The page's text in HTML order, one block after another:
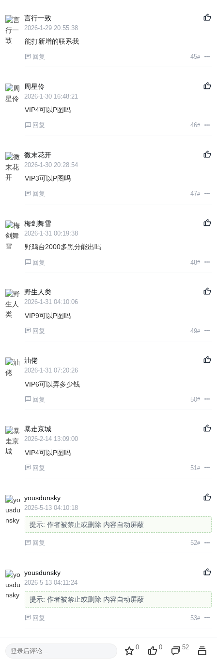
言行一致
2026-1-29 20:55:38
能打新增的联系我
回复 45#
周星伶
2026-1-30 16:48:21
VIP4可以P图吗
回复 46#
微末花开
2026-1-30 20:28:54
VIP3可以P图吗
回复 47#
梅剑舞雪
2026-1-31 00:19:38
野鸡台2000多黑分能出吗
回复 48#
野生人类
2026-1-31 04:10:06
VIP9可以P图吗
回复 49#
油佬
2026-1-31 07:20:26
VIP6可以弄多少钱
回复 50#
暴走京城
2026-2-14 13:09:00
VIP4可以P图吗
回复 51#
yousdunsky
2026-5-13 04:10:18
提示: 作者被禁止或删除 内容自动屏蔽
回复 52#
yousdunsky
2026-5-13 04:11:24
提示: 作者被禁止或删除 内容自动屏蔽
回复 53#
登录后评论...
0 0 52